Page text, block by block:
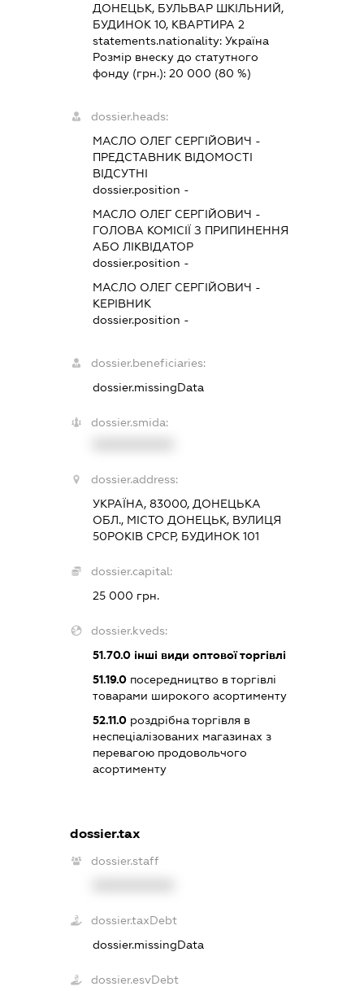
ДОНЕЦЬК, БУЛЬВАР ШКІЛЬНИЙ,
БУДИНОК 10, КВАРТИРА 2
statements.nationality: Україна
Розмір внеску до статутного
фонду (грн.): 20 000 (80 %)
dossier.heads:
МАСЛО ОЛЕГ СЕРГІЙОВИЧ -
ПРЕДСТАВНИК ВІДОМОСТІ
ВІДСУТНІ
dossier.position -
МАСЛО ОЛЕГ СЕРГІЙОВИЧ -
ГОЛОВА КОМІСІЇ З ПРИПИНЕННЯ
АБО ЛІКВІДАТОР
dossier.position -
МАСЛО ОЛЕГ СЕРГІЙОВИЧ -
КЕРІВНИК
dossier.position -
dossier.beneficiaries:
dossier.missingData
dossier.smida:
dossier.address:
УКРАЇНА, 83000, ДОНЕЦЬКА
ОБЛ., МІСТО ДОНЕЦЬК, ВУЛИЦЯ
50РОКІВ СРСР, БУДИНОК 101
dossier.capital:
25 000 грн.
dossier.kveds:
51.70.0інші види оптової торгівлі
51.19.0посередництво в торгівлі
товарами широкого асортименту
52.11.0роздрібна торгівля в
неспеціалізованих магазинах з
перевагою продовольчого
асортименту
dossier.tax
dossier.staff
dossier.taxDebt
dossier.missingData
dossier.esvDebt